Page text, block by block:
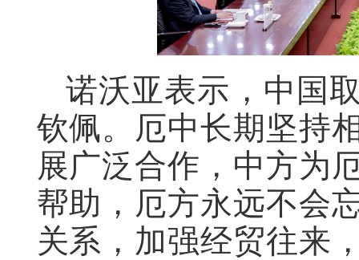
诺沃亚表示，中国
钦佩。厄中长期坚持
展广泛合作，中方为
帮助，厄方永远不会
关系，加强经贸往来